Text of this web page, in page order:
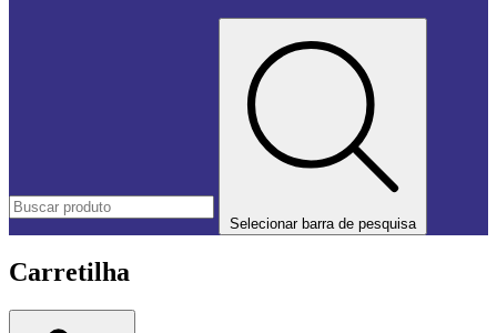
Selecionar barra de pesquisa
Carretilha